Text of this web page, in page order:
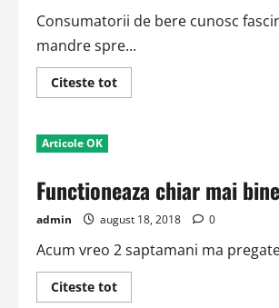
Consumatorii de bere cunosc
mandre spre...
Citeste totRead
more
Articole OK
Functioneaza chiar mai
admin august 18, 2018 0
Acum vreo 2 saptamani ma
Citeste totRead
more